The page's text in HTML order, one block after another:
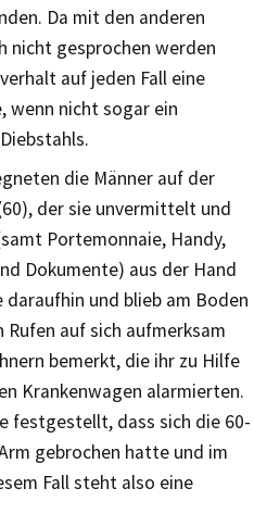
Da mit den anderen
nicht gesprochen werden
auf jeden Fall eine
wenn nicht sogar ein
die Männer auf der
der sie unvermittelt und
Portemonnaie, Handy,
Dokumente) aus der Hand
und blieb am Boden
auf sich aufmerksam
bemerkt, die ihr zu Hilfe
Krankenwagen alarmierten.
festgestellt, dass sich die 60-
gebrochen hatte und im
Fall steht also eine